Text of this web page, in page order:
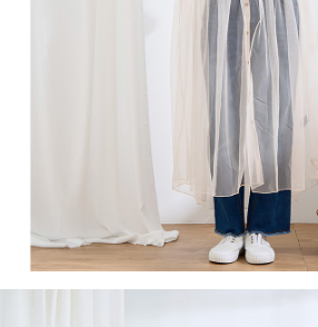
２．訂單成立數日內，您將收到繳費通知簡訊。
３．收到繳費通知簡訊後14天內，點擊此簡訊中
ATM／網路銀行／等多元方式進行付款，方視為
※ 請注意：結帳手續完成當下不需立刻繳費，但
購買商品的店家。未經商家同意取消之訂單仍視
※ 交易是否成功請以「AFTEE先享後付 」之結帳
是否繳費成功／繳費後需取消欲退款等相關疑問
https://
１．透過由恩沛科技股份有限公司提供之「
易，需依本服務之必要範圍內提供個人資料，並
權轉讓予恩沛科技股份有限公司。
每筆NT$60，滿NT$1,800(含以上)免運費
每筆NT$60，滿NT$2,000(含以上)免運費
每筆NT$60，滿NT$2,000(含以上)免運費
黑貓宅急便(包裹尺寸60cm以下)
每筆NT$100，滿NT$2,000(含以上)免運費